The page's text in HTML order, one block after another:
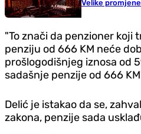
Velike
"To znači da penzioner koji
penziju od 666 KM neće
prošlogodišnjeg iznosa od
sadašnje penzije od 666
Delić je istakao da se,
zakona, penzije sada